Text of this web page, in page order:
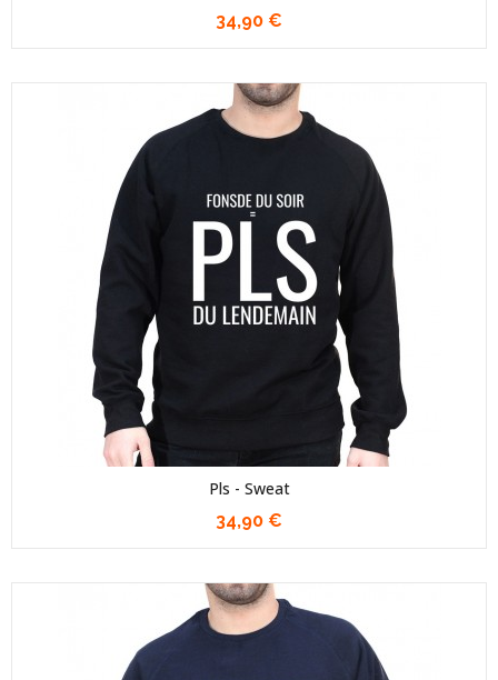
34,90 €
Pls - Sweat
34,90 €